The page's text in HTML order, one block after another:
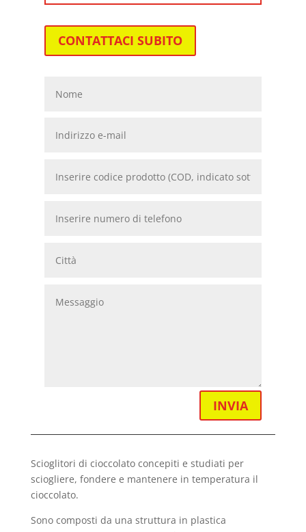
CONTATTACI SUBITO
INVIA
Scioglitori di cioccolato concepiti e studiati per
sciogliere, fondere e mantenere in temperatura il
cioccolato.
Sono composti da una struttura in plastica